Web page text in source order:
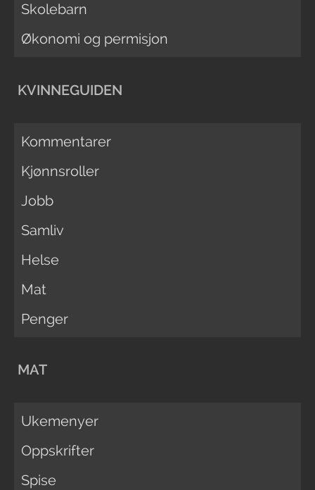
Skolebarn
Økonomi og permisjon
KVINNEGUIDEN
Kommentarer
Kjønnsroller
Jobb
Samliv
Helse
Mat
Penger
MAT
Ukemenyer
Oppskrifter
Spise